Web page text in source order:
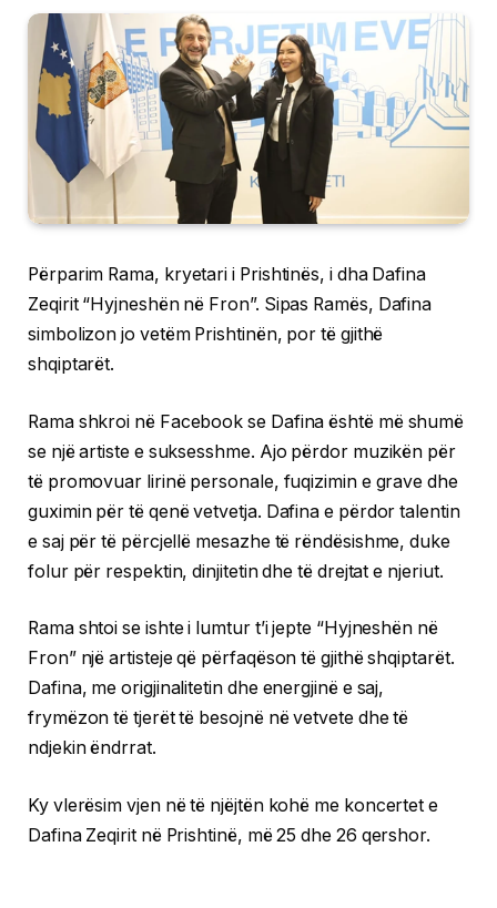
Përparim Rama, kryetari i Prishtinës, i dha Dafina
Zeqirit “Hyjneshën në Fron”. Sipas Ramës, Dafina
simbolizon jo vetëm Prishtinën, por të gjithë
shqiptarët.
Rama shkroi në Facebook se Dafina është më shumë
se një artiste e suksesshme. Ajo përdor muzikën për
të promovuar lirinë personale, fuqizimin e grave dhe
guximin për të qenë vetvetja. Dafina e përdor talentin
e saj për të përcjellë mesazhe të rëndësishme, duke
folur për respektin, dinjitetin dhe të drejtat e njeriut.
Rama shtoi se ishte i lumtur t’i jepte “Hyjneshën në
Fron” një artisteje që përfaqëson të gjithë shqiptarët.
Dafina, me origjinalitetin dhe energjinë e saj,
frymëzon të tjerët të besojnë në vetvete dhe të
ndjekin ëndrrat.
Ky vlerësim vjen në të njëjtën kohë me koncertet e
Dafina Zeqirit në Prishtinë, më 25 dhe 26 qershor.